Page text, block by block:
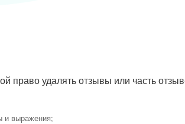
право удалять отзывы или часть
и выражения;